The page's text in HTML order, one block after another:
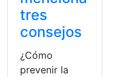
tres
consejos
¿Cómo
prevenir la